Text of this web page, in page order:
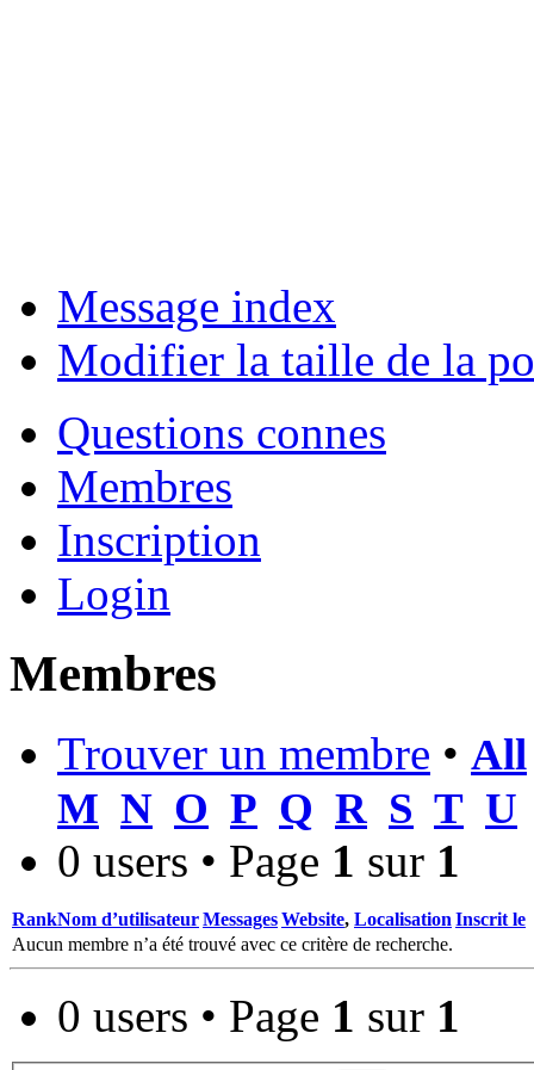
Message index
Modifier la taille de la
Questions connes
Membres
Inscription
Login
Membres
Trouver un membre • All
M N O P Q R S T U
0 users • Page 1 sur 1
RankNom d’utilisateurMessagesWebsite, Localisation Inscrit le
Aucun membre n’a été trouvé avec ce critère de recherche.
0 users • Page 1 sur 1